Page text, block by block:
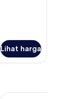
Lihat harga
AmericInn by